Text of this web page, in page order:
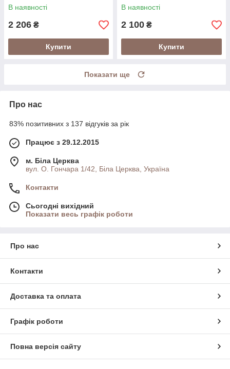
В наявності
2 206 ₴
Купити
В наявності
2 100 ₴
Купити
Показати ще
Про нас
83% позитивних з 137 відгуків за рік
Працює з 29.12.2015
м. Біла Церква
вул. О. Гончара 1/42, Біла Церква, Україна
Контакти
Сьогодні вихідний
Показати весь графік роботи
Про нас
Контакти
Доставка та оплата
Графік роботи
Повна версія сайту